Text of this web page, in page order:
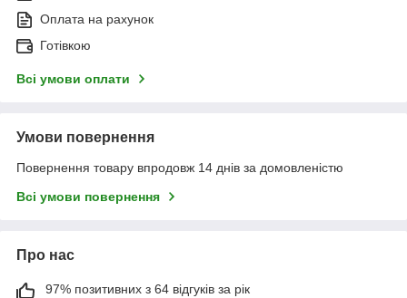
Оплата на рахунок
Готівкою
Всі умови оплати
Умови повернення
Повернення товару впродовж 14 днів за домовленістю
Всі умови повернення
Про нас
97% позитивних з 64 відгуків за рік